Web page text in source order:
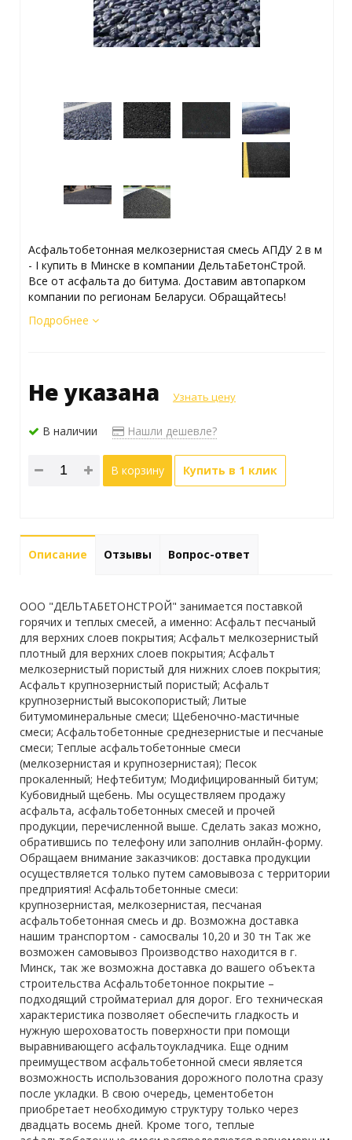
Асфальтобетонная мелкозернистая смесь АПДУ 2 в м
- I купить в Минске в компании ДельтаБетонСтрой.
Все от асфальта до битума. Доставим автопарком
компании по регионам Беларуси. Обращайтесь!
Подробнее
Не указана Узнать цену
В наличии Нашли дешевле?
В корзину Купить в 1 клик
Описание Отзывы Вопрос-ответ
ООО "ДЕЛЬТАБЕТОНСТРОЙ" занимается поставкой
горячих и теплых смесей, а именно: Асфальт песчаный
для верхних слоев покрытия; Асфальт мелкозернистый
плотный для верхних слоев покрытия; Асфальт
мелкозернистый пористый для нижних слоев покрытия;
Асфальт крупнозернистый пористый; Асфальт
крупнозернистый высокопористый; Литые
битумоминеральные смеси; Щебеночно-мастичные
смеси; Асфальтобетонные среднезернистые и песчаные
смеси; Теплые асфальтобетонные смеси
(мелкозернистая и крупнозернистая); Песок
прокаленный; Нефтебитум; Модифицированный битум;
Кубовидный щебень. Мы осуществляем продажу
асфальта, асфальтобетонных смесей и прочей
продукции, перечисленной выше. Сделать заказ можно,
обратившись по телефону или заполнив онлайн-форму.
Обращаем внимание заказчиков: доставка продукции
осуществляется только путем самовывоза с территории
предприятия! Асфальтобетонные смеси:
крупнозернистая, мелкозернистая, песчаная
асфальтобетонная смесь и др. Возможна доставка
нашим транспортом - самосвалы 10,20 и 30 тн Так же
возможен самовывоз Производство находится в г.
Минск, так же возможна доставка до вашего объекта
строительства Асфальтобетонное покрытие –
подходящий стройматериал для дорог. Его техническая
характеристика позволяет обеспечить гладкость и
нужную шероховатость поверхности при помощи
выравнивающего асфальтоукладчика. Еще одним
преимуществом асфальтобетонной смеси является
возможность использования дорожного полотна сразу
после укладки. В свою очередь, цементобетон
приобретает необходимую структуру только через
двадцать восемь дней. Кроме того, теплые